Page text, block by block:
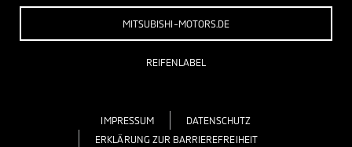
MITSUBISHI-MOTORS.DE
REIFENLABEL
IMPRESSUM
DATENSCHUTZ
ERKLÄRUNG ZUR BARRIEREFREIHEIT